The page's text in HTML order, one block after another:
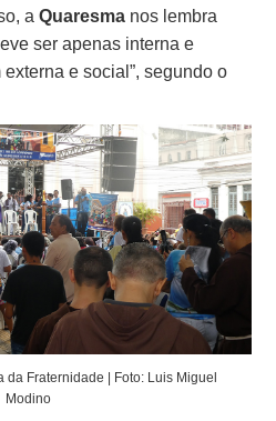
aQuaresma nos lembra
ser apenas interna e
e social”, segundo o
da Fraternidade | Foto: Luis Miguel
Modino